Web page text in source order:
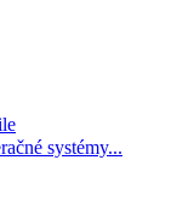
systémy...